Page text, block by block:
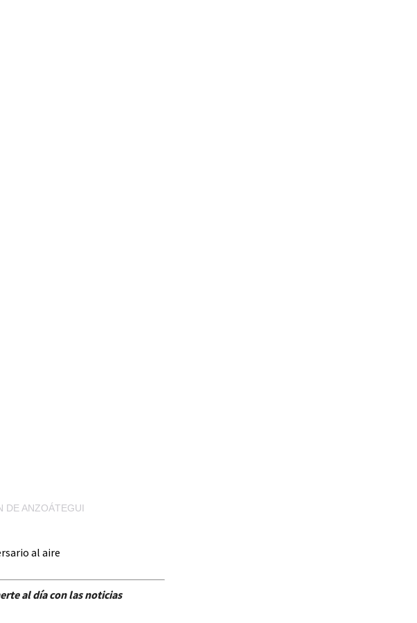
DE ANZOÁTEGUI
al aire
al día con las noticias